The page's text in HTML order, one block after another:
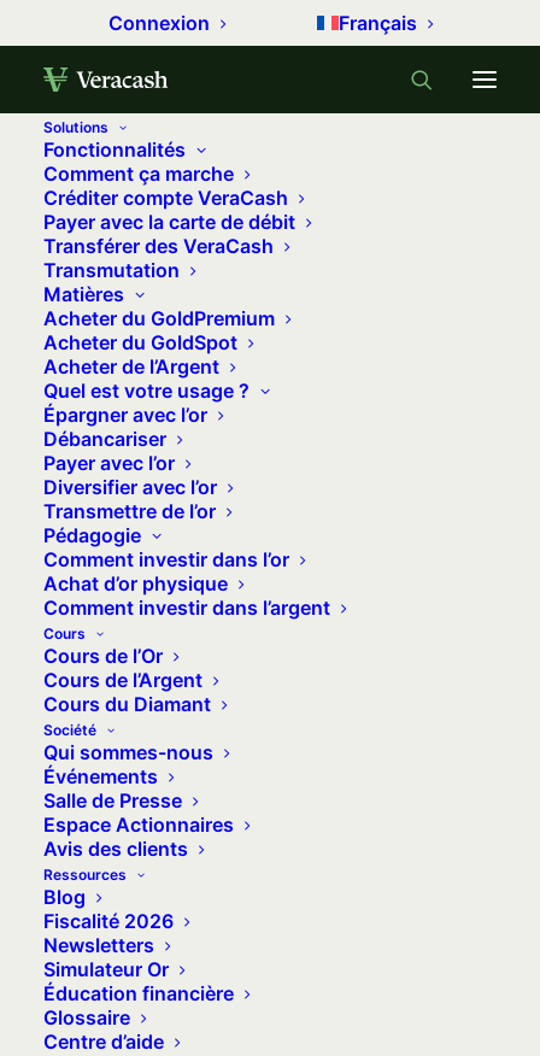
Connexion Français
Solutions
Fonctionnalités
Comment ça marche
Créditer compte VeraCash
Payer avec la carte de débit
Transférer des VeraCash
Transmutation
Matières
Acheter du GoldPremium
Acheter du GoldSpot
Acheter de l’Argent
Quel est votre usage ?
Épargner avec l’or
Débancariser
Payer avec l’or
Diversifier avec l’or
Transmettre de l’or
Pédagogie
Comment investir dans l’or
Achat d’or physique
Comment investir dans l’argent
Cours
Cours de l’Or
Cours de l’Argent
Cours du Diamant
Société
Qui sommes-nous
Événements
Salle de Presse
Espace Actionnaires
Avis des clients
Ressources
Blog
Fiscalité 2026
Newsletters
Simulateur Or
Éducation financière
Glossaire
Centre d’aide
Accueil
Cours de l’or
L’histoire de l’or en tant que monnaie
L'histoire de l'or en tant que
monnaie
L’or a été perçu comme un métal précieux très
tôt dans l’histoire. Au-delà de sa valeur
décorative, l’or a surtout joué un rôle central
dans l’économie, notamment en tant que monnaie
d’échange un peu partout à travers le monde,
depuis l’Antiquité jusqu’à nos jours.
Acheter de l'or
Quelle est l'histoire de l'or ?
Lecours de l’or
fait aujourd’hui beaucoup parler
de lui, mais ce n’est pas nouveau !